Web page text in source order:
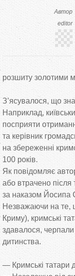
Автор
editor
розшиту золотими
З’ясувалося, що
Наприклад,
посприяти
та керівник
на збереженні
100 років.
Як повідомляє
або втрачено після
за наказом Йосипа
Незважаючи на те,
Криму), кримські
здавалося, черпали
дитинства.
— Кримські татари